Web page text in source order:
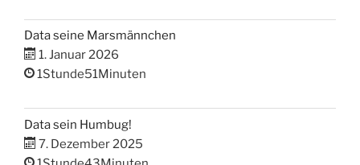
Data seine Marsmännchen
1. Januar 2026
1Stunde51Minuten
Data sein Humbug!
7. Dezember 2025